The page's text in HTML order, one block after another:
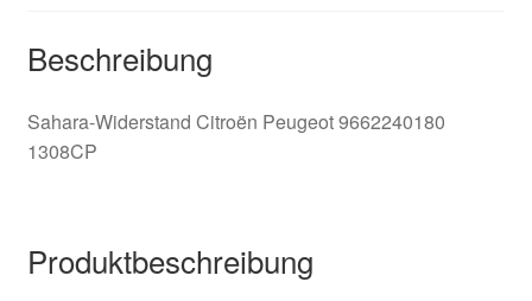
Beschreibung
Sahara-Widerstand Citroën Peugeot 9662240180
1308CP
Produktbeschreibung